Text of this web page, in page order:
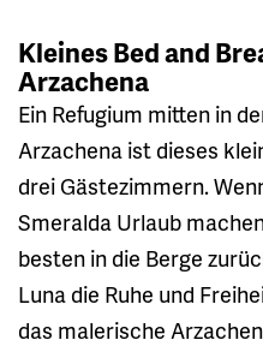
Kleines Bed and
Arzachena
Ein Refugium mitten in
Arzachena ist dieses
drei Gästezimmern.
Smeralda Urlaub
besten in die Berge
Luna die Ruhe und
das malerische